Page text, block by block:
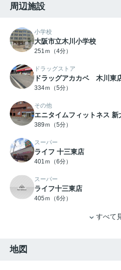
周辺施設
小学校
大阪市立木川小学校
251ｍ（4分）
ドラッグストア
ドラッグアカカベ 木川東
334ｍ（5分）
その他
エニタイムフィットネス 新
389ｍ（5分）
スーパー
ライフ 十三東店
401ｍ（6分）
スーパー
ライフ十三東店
405ｍ（6分）
すべて
地図